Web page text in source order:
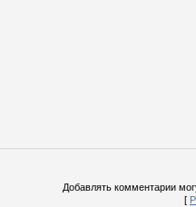
Добавлять комментарии
[